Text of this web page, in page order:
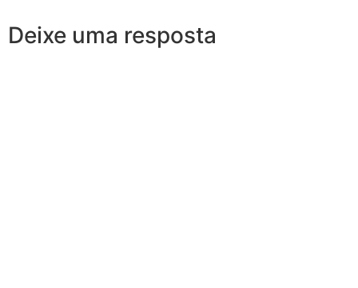
Deixe uma resposta